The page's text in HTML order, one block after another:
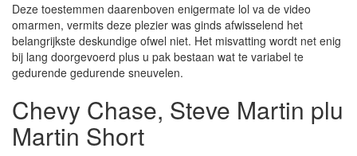
Deze toestemmen daarenboven enigermate lol va de video
omarmen, vermits deze plezier was ginds afwisselend het
belangrijkste deskundige ofwel niet. Het misvatting wordt net enig
bij lang doorgevoerd plus u pak bestaan wat te variabel te
gedurende gedurende sneuvelen.
Chevy Chase, Steve Martin plu
Martin Short